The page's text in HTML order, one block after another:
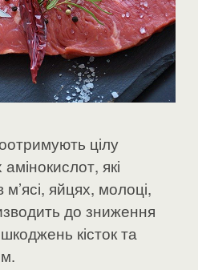
цілу
які
м’ясі, яйцях, молоці,
до зниження
кісток та